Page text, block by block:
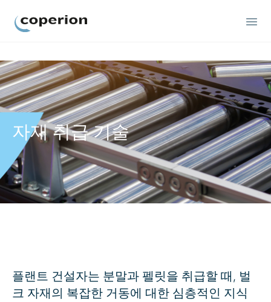
자재 취급 기술
플랜트 건설자는 분말과 펠릿을 취급할 때, 벌
크 자재의 복잡한 거동에 대한 심층적인 지식